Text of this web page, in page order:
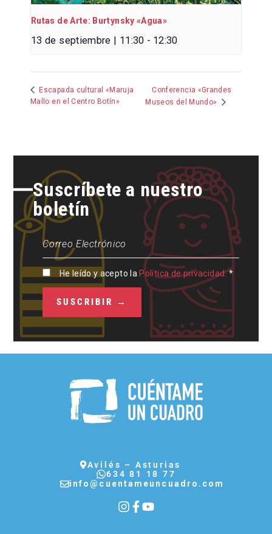
Rutas de Arte: Burtynsky «Agua»
13 de septiembre | 11:30 - 12:30
Escapada cultural «Maruja
Mallo en el Centro Botín»
Conferencia «Grandes
Museos del Mundo»
Suscríbete a nuestro
boletín
He leído y acepto la Política de privacidad. *
Avilés – Asturias
634 81 18 77
info@cuentameuncuadro.com